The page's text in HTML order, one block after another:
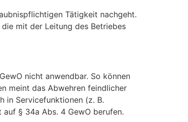
Tätigkeit nachgeht.
mit der Leitung des Betriebes
nicht anwendbar. So können
meint das Abwehren feindlicher
in Servicefunktionen (z. B.
§ 34a Abs. 4 GewO berufen.